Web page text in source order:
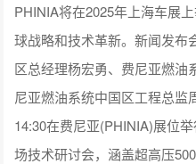
PHINIA将在2025年上海车展
球战略和技术革新。新闻发布
区总经理杨宏勇、费尼亚燃油
尼亚燃油系统中国区工程总监
14:30在费尼亚(PHINIA)展位
场技术研讨会，涵盖超高压